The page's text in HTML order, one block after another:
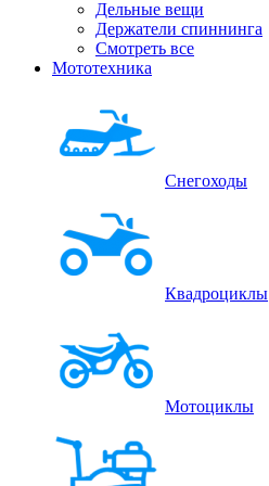
Дельные вещи
Держатели спиннинга
Смотреть все
Мототехника
Снегоходы
Квадроциклы
Мотоциклы